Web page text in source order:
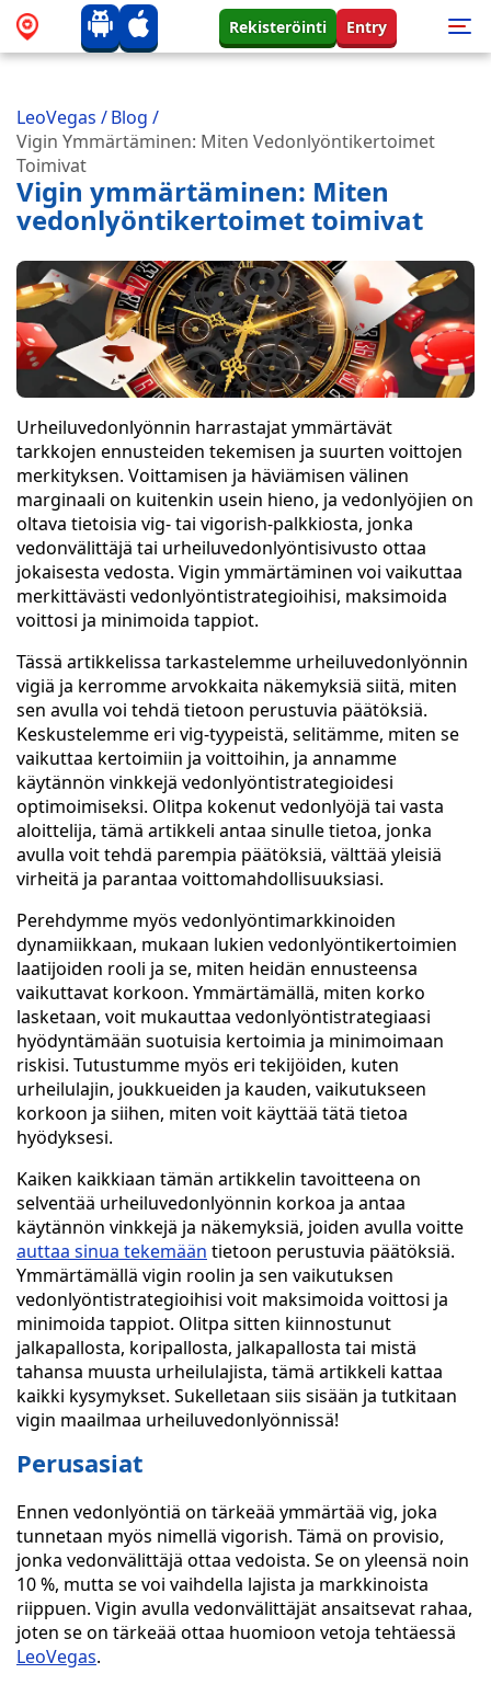
Rekisteröinti Entry
LeoVegas /Blog /
Vigin Ymmärtäminen: Miten Vedonlyöntikertoimet
Toimivat
Vigin ymmärtäminen: Miten
vedonlyöntikertoimet toimivat
Urheiluvedonlyönnin harrastajat ymmärtävät
tarkkojen ennusteiden tekemisen ja suurten voittojen
merkityksen. Voittamisen ja häviämisen välinen
marginaali on kuitenkin usein hieno, ja vedonlyöjien on
oltava tietoisia vig- tai vigorish-palkkiosta, jonka
vedonvälittäjä tai urheiluvedonlyöntisivusto ottaa
jokaisesta vedosta. Vigin ymmärtäminen voi vaikuttaa
merkittävästi vedonlyöntistrategioihisi, maksimoida
voittosi ja minimoida tappiot.
Tässä artikkelissa tarkastelemme urheiluvedonlyönnin
vigiä ja kerromme arvokkaita näkemyksiä siitä, miten
sen avulla voi tehdä tietoon perustuvia päätöksiä.
Keskustelemme eri vig-tyypeistä, selitämme, miten se
vaikuttaa kertoimiin ja voittoihin, ja annamme
käytännön vinkkejä vedonlyöntistrategioidesi
optimoimiseksi. Olitpa kokenut vedonlyöjä tai vasta
aloittelija, tämä artikkeli antaa sinulle tietoa, jonka
avulla voit tehdä parempia päätöksiä, välttää yleisiä
virheitä ja parantaa voittomahdollisuuksiasi.
Perehdymme myös vedonlyöntimarkkinoiden
dynamiikkaan, mukaan lukien vedonlyöntikertoimien
laatijoiden rooli ja se, miten heidän ennusteensa
vaikuttavat korkoon. Ymmärtämällä, miten korko
lasketaan, voit mukauttaa vedonlyöntistrategiaasi
hyödyntämään suotuisia kertoimia ja minimoimaan
riskisi. Tutustumme myös eri tekijöiden, kuten
urheilulajin, joukkueiden ja kauden, vaikutukseen
korkoon ja siihen, miten voit käyttää tätä tietoa
hyödyksesi.
Kaiken kaikkiaan tämän artikkelin tavoitteena on
selventää urheiluvedonlyönnin korkoa ja antaa
käytännön vinkkejä ja näkemyksiä, joiden avulla voitte
auttaa sinua tekemään tietoon perustuvia päätöksiä.
Ymmärtämällä vigin roolin ja sen vaikutuksen
vedonlyöntistrategioihisi voit maksimoida voittosi ja
minimoida tappiot. Olitpa sitten kiinnostunut
jalkapallosta, koripallosta, jalkapallosta tai mistä
tahansa muusta urheilulajista, tämä artikkeli kattaa
kaikki kysymykset. Sukelletaan siis sisään ja tutkitaan
vigin maailmaa urheiluvedonlyönnissä!
Perusasiat
Ennen vedonlyöntiä on tärkeää ymmärtää vig, joka
tunnetaan myös nimellä vigorish. Tämä on provisio,
jonka vedonvälittäjä ottaa vedoista. Se on yleensä noin
10 %, mutta se voi vaihdella lajista ja markkinoista
riippuen. Vigin avulla vedonvälittäjät ansaitsevat rahaa,
joten se on tärkeää ottaa huomioon vetoja tehtäessä
LeoVegas.